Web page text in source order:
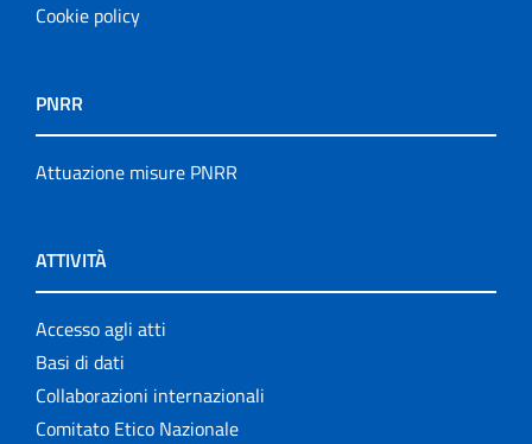
Cookie policy
PNRR
Attuazione misure PNRR
ATTIVITÀ
Accesso agli atti
Basi di dati
Collaborazioni internazionali
Comitato Etico Nazionale